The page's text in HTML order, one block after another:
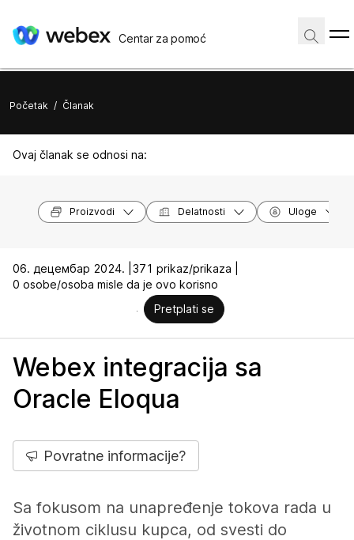
Centar za pomoć
Početak / Članak
Ovaj članak se odnosi na:
Proizvodi Delatnosti Uloge
06. децембар 2024. | 371 prikaz/prikaza |
0 osobe/osoba misle da je ovo korisno
Pretplati se
Webex integracija sa
Oracle Eloqua
Povratne informacije?
Sa fokusom na unapređenje tokova rada u
životnom ciklusu kupca, od svesti do